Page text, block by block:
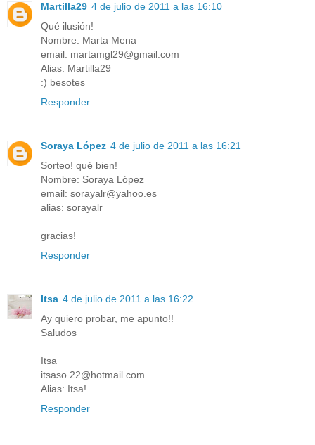
Martilla29 4 de julio de 2011 a las 16:10
Qué ilusión!
Nombre: Marta Mena
email: martamgl29@gmail.com
Alias: Martilla29
:) besotes
Responder
Soraya López 4 de julio de 2011 a las 16:21
Sorteo! qué bien!
Nombre: Soraya López
email: sorayalr@yahoo.es
alias: sorayalr
gracias!
Responder
Itsa 4 de julio de 2011 a las 16:22
Ay quiero probar, me apunto!!
Saludos
Itsa
itsaso.22@hotmail.com
Alias: Itsa!
Responder